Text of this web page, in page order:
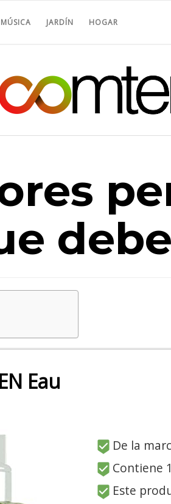
MÚSICA JARDÍN HOGAR
Eau
De la
Contiene
Este